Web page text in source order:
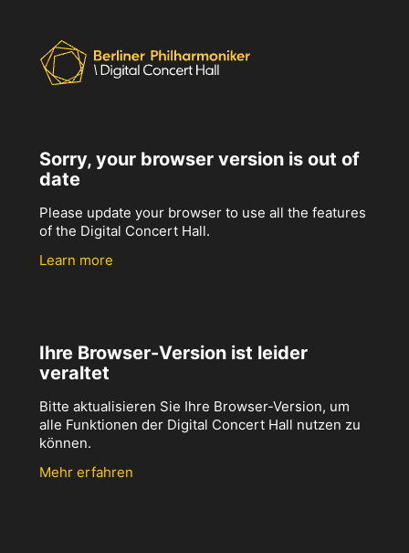
Sorry, your browser version is out of
date
Please update your browser to use all the features
of the Digital Concert Hall.
Learn more
Ihre Browser-Version ist leider
veraltet
Bitte aktualisieren Sie Ihre Browser-Version, um
alle Funktionen der Digital Concert Hall nutzen zu
können.
Mehr erfahren